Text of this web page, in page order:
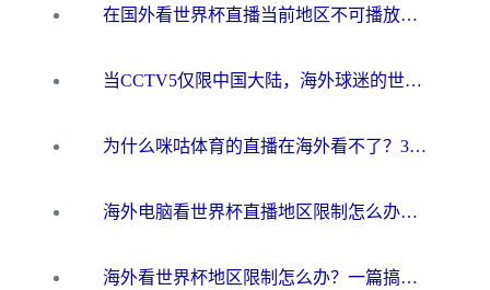
在国外看世界杯直播当前地区不可播放？海外党必看的回国加速全攻略
当CCTV5仅限中国大陆，海外球迷的世界杯狂欢如何继续？
为什么咪咕体育的直播在海外看不了？3步解决海外看世界杯+抖音地区限制难题
海外电脑看世界杯直播地区限制怎么办？你需要一个聪明的加速器
海外看世界杯地区限制怎么办？一篇搞定咪咕视频播放+国内资源无缝访问指南